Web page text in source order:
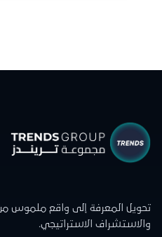
تحويل المعرفة إلى واقع ملموس من
والاستشراف الاستراتيجي.